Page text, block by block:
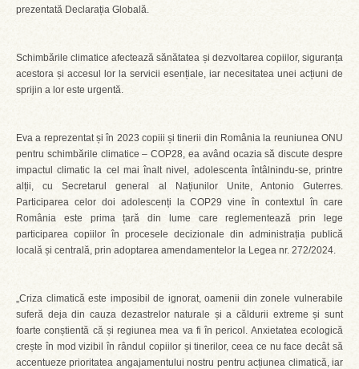
prezentată Declarația Globală.
Schimbările climatice afectează sănătatea și dezvoltarea copiilor, siguranța
acestora și accesul lor la servicii esențiale, iar necesitatea unei acțiuni de
sprijin a lor este urgentă.
Eva a reprezentat și în 2023 copiii și tinerii din România la reuniunea ONU
pentru schimbările climatice – COP28, ea având ocazia să discute despre
impactul climatic la cel mai înalt nivel, adolescenta întâlnindu-se, printre
alții, cu Secretarul general al Națiunilor Unite, Antonio Guterres.
Participarea celor doi adolescenți la COP29 vine în contextul în care
România este prima țară din lume care reglementează prin lege
participarea copiilor în procesele decizionale din administrația publică
locală și centrală, prin adoptarea amendamentelor la Legea nr. 272/2024.
„Criza climatică este imposibil de ignorat, oamenii din zonele vulnerabile
suferă deja din cauza dezastrelor naturale și a căldurii extreme și sunt
foarte conștientă că și regiunea mea va fi în pericol. Anxietatea ecologică
crește în mod vizibil în rândul copiilor și tinerilor, ceea ce nu face decât să
accentueze prioritatea angajamentului nostru pentru acțiunea climatică, iar